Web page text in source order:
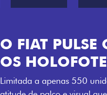
VISUAL COM
Se liga no que compõe a
numerada, adesivo lateral
a exclusividade, enquanto